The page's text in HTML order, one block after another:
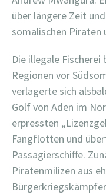
über längere Zeit
somalischen Piraten
Die illegale Fischerei
Regionen vor
verlagerte sich
Golf von Aden im
erpressten
Fangflotten und
Passagierschiffe.
Piratenmilizen aus